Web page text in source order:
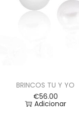
BRINCOS TU Y YO
€56.00
Adicionar